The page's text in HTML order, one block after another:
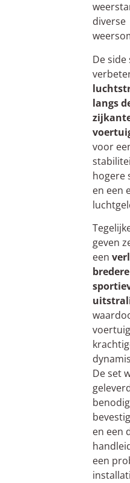
diverse
De side
langs
voor
hogere
en een
geven
een
De set
en een
een